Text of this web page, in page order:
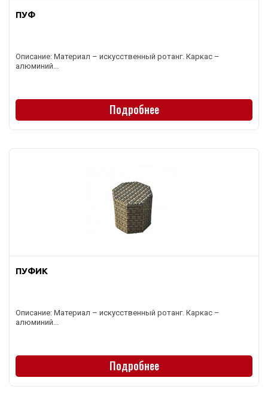
ПУФ
Описание: Материал – искусственный ротанг. Каркас –
алюминий...
Подробнее
ПУФИК
Описание: Материал – искусственный ротанг. Каркас –
алюминий...
Подробнее